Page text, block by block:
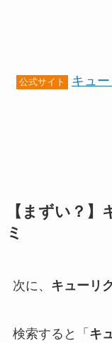
公式サイト キュ
【まずい？
ミ
次に、 キューリ
検索すると「 キ